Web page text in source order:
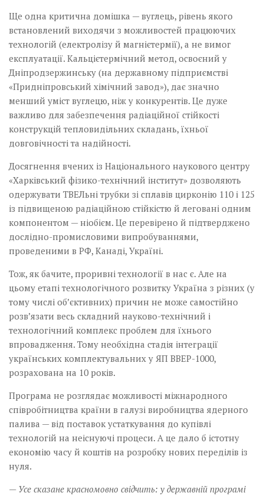
Ще одна критична домішка — вуглець, рівень якого
встановлений виходячи з можливостей працюючих
технологій (електролізу й магнієтермії), а не вимог
експлуатації. Кальцієтермічний метод, освоєний у
Дніпродзержинську (на державному підприємстві
«При­дніпров­ський хімічний завод»), дає значно
менший уміст вуглецю, ніж у конкурентів. Це дуже
важливо для забезпечення радіаційної стійкості
конструкцій тепловидільних складань, їхньої
довговічності та надійності.
Досягнення вчених із Національного наукового центру
«Харківський фізико-технічний інститут» дозволяють
одержувати ТВЕЛьні трубки зі сплавів цирконію 110 і 125
із підвищеною радіаційною стійкістю й леговані одним
компонентом — ніобієм. Це перевірено й підтверджено
дослідно-промисловими випробуваннями,
проведеними в РФ, Канаді, Україні.
Тож, як бачите, проривні технології в нас є. Але на
цьому етапі технологічного розвитку Україна з різних (у
тому числі об’єктивних) причин не може самостійно
розв’язати весь складний науково-технічний і
технологічний комплекс проблем для їхнього
впровадження. Тому необхідна стадія інтеграції
українських комплектувальних у ЯП ВВЕР-1000,
розрахована на 10 років.
Програма не розглядає можливості міжнародного
співробітництва країни в галузі виробництва ядерного
палива — від поставок устаткування до купівлі
технологій на неіснуючі процеси. А це дало б істотну
економію часу й коштів на розробку нових переділів із
нуля.
— Усе сказане красномовно свідчить: у державній програмі